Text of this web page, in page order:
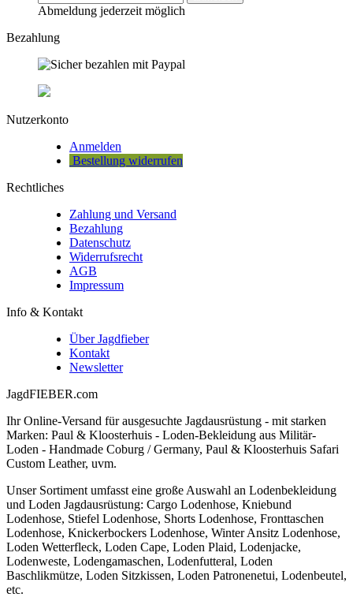
Abmeldung jederzeit möglich
Bezahlung
Nutzerkonto
Anmelden
Bestellung widerrufen
Rechtliches
Zahlung und Versand
Bezahlung
Datenschutz
Widerrufsrecht
AGB
Impressum
Info & Kontakt
Über Jagdfieber
Kontakt
Newsletter
JagdFIEBER.com
Ihr Online-Versand für ausgesuchte Jagdausrüstung - mit starken
Marken: Paul & Kloosterhuis - Loden-Bekleidung aus Militär-
Loden - Handmade Coburg / Germany, Paul & Kloosterhuis Safari
Custom Leather, uvm.
Unser Sortiment umfasst eine große Auswahl an Lodenbekleidung
und Loden Jagdausrüstung: Cargo Lodenhose, Kniebund
Lodenhose, Stiefel Lodenhose, Shorts Lodenhose, Fronttaschen
Lodenhose, Knickerbockers Lodenhose, Winter Ansitz Lodenhose,
Loden Wetterfleck, Loden Cape, Loden Plaid, Lodenjacke,
Lodenweste, Lodengamaschen, Lodenfutteral, Loden
Baschlikmütze, Loden Sitzkissen, Loden Patronenetui, Lodenbeutel,
etc.